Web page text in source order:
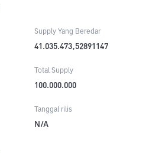
Supply Yang Beredar
41.035.473,52891147
Total Supply
100.000.000
Tanggal rilis
N/A